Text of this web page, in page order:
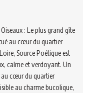
: Le plus grand gîte
au cœur du quartier
Source Poétique est
calme et verdoyant. Un
au cœur du quartier
au charme bucolique,